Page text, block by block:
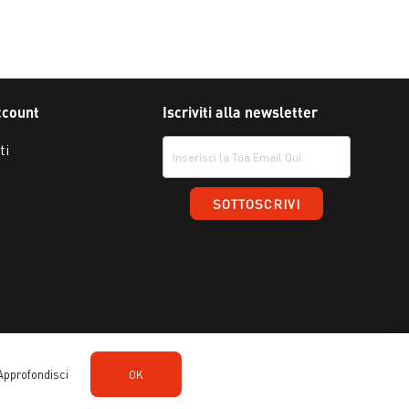
Iscriviti alla newsletter
OK